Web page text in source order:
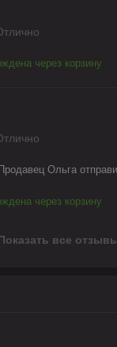
через корзину
Ольга
через корзину
все